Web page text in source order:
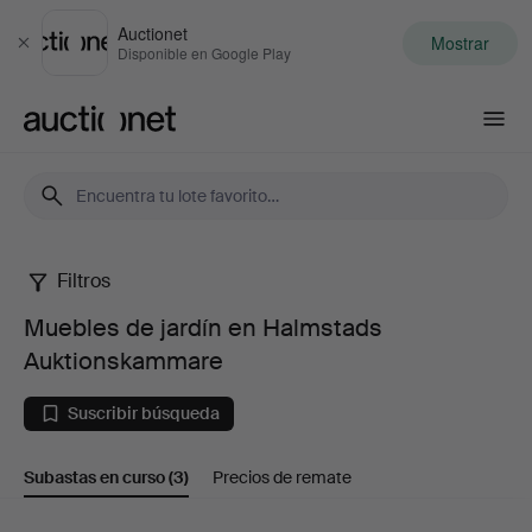
Cerrar
Auctionet
Disponible en Google Play Mostrar
Muebles
de
jardín
en
Filtros
Muebles de jardín en Halmstads
Auktionskammare
Suscribir búsqueda
Subastas en curso(3) Precios de remate